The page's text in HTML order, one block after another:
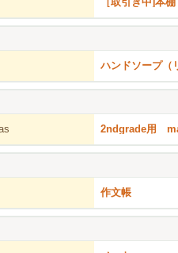
ハンドソープ（
2ndgrade用
作文帳